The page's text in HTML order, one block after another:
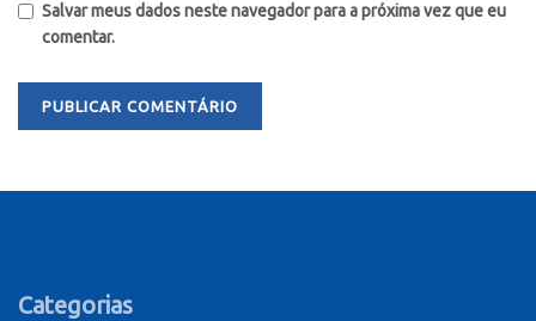
Salvar meus dados neste navegador para a próxima vez que eu
comentar.
Categorias